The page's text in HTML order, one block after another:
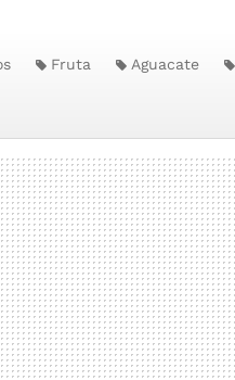
Fruta Aguacate